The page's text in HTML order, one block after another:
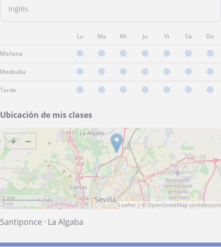
Inglés
Lu Ma Mi Ju Vi Sá Do
Mañana
Mediodía
Tarde
Ubicación de mis clases
+ −
5 km
3 mi
Leaflet | ©OpenStreetMap contributors
Santiponce · La Algaba